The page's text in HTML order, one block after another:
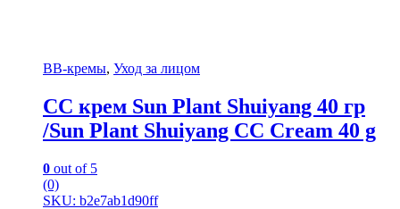
BB-кремы, Уход за лицом
СС крем Sun Plant Shuiyang 40 гр
/Sun Plant Shuiyang CC Cream 40 g
0 out of 5
(0)
SKU: b2e7ab1d90ff